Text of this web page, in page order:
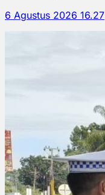
6 Agustus 2026 16.27